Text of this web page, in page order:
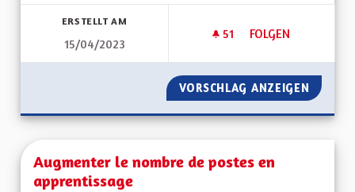
ERSTELLT AM
15/04/2023
51 51 FOLLOWER
FOLGEN
AUGMENTER LA
VORSCHLAG ANZEIGEN
Augmenter le nombre de postes en
apprentissage